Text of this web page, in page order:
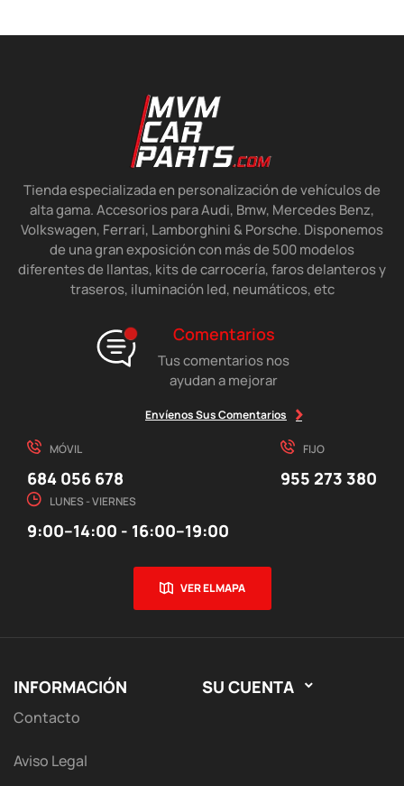
Tienda especializada en personalización de vehículos de
alta gama. Accesorios para Audi, Bmw, Mercedes Benz,
Volkswagen, Ferrari, Lamborghini & Porsche. Disponemos
de una gran exposición con más de 500 modelos
diferentes de llantas, kits de carrocería, faros delanteros y
traseros, iluminación led, neumáticos, etc
Comentarios
Tus comentarios nos
ayudan a mejorar
Envíenos Sus Comentarios
MÓVIL
684 056 678
FIJO
955 273 380
LUNES - VIERNES
9:00–14:00 - 16:00–19:00
VER EL MAPA
INFORMACIÓN
Contacto
Aviso Legal
SU CUENTA 